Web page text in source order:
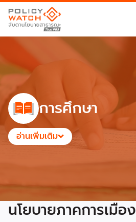
การศึกษา
อ่านเพิ่มเติม
นโยบายภาคการเมือง